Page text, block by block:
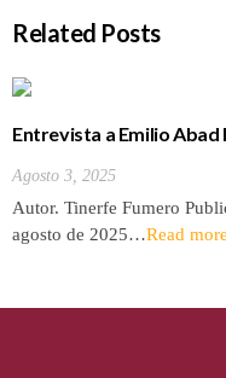
Related Posts
Entrevista a Emilio Abad
Agosto 3, 2025
Autor. Tinerfe Fumero
agosto de 2025…Read more